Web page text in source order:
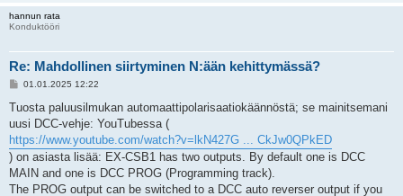
hannun rata
Konduktööri
Re: Mahdollinen siirtyminen N:ään kehittymässä?
V
e
t
i
01.01.2025 12:22
Tuosta paluusilmukan automaattipolarisaatiokäännöstä; se mainitsemani
uusi DCC-vehje: YouTubessa (
https://www.youtube.com/watch?v=lkN427G ... CkJw0QPkED
) on asiasta lisää: EX-CSB1 has two outputs. By default one is DCC
MAIN and one is DCC PROG (Programming track).
The PROG output can be switched to a DCC auto reverser output if you